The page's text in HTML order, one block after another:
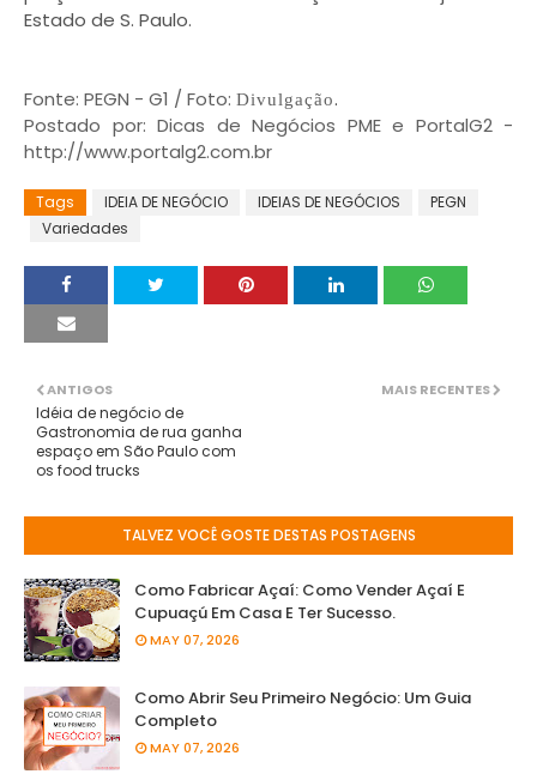
Estado de S. Paulo.
Fonte: PEGN - G1 / Foto: Divulgação.
Postado por: Dicas de Negócios PME e PortalG2 -
http://www.portalg2.com.br
Tags IDEIA DE NEGÓCIO IDEIAS DE NEGÓCIOS
PEGN
Variedades
MAIS RECENTES
ANTIGOS
Idéia de negócio de
Gastronomia de rua ganha
espaço em São Paulo com
os food trucks
TALVEZ VOCÊ GOSTE DESTAS POSTAGENS
Como Fabricar Açaí: Como Vender Açaí E
Cupuaçú Em Casa E Ter Sucesso.
MAY 07, 2026
Como Abrir Seu Primeiro Negócio: Um Guia
Completo
MAY 07, 2026